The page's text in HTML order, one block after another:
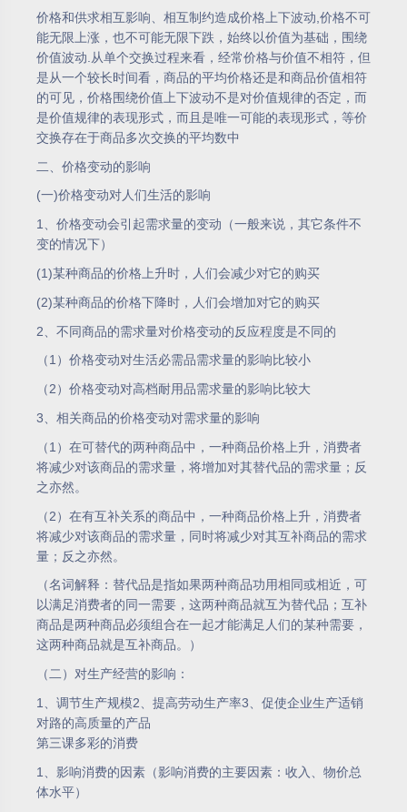
价格和供求相互影响、相互制约造成价格上下波动,价格不可
能无限上涨，也不可能无限下跌，始终以价值为基础，围绕
价值波动.从单个交换过程来看，经常价格与价值不相符，但
是从一个较长时间看，商品的平均价格还是和商品价值相符
的可见，价格围绕价值上下波动不是对价值规律的否定，而
是价值规律的表现形式，而且是唯一可能的表现形式，等价
交换存在于商品多次交换的平均数中
二、价格变动的影响
(一)价格变动对人们生活的影响
1、价格变动会引起需求量的变动（一般来说，其它条件不
变的情况下）
(1)某种商品的价格上升时，人们会减少对它的购买
(2)某种商品的价格下降时，人们会增加对它的购买
2、不同商品的需求量对价格变动的反应程度是不同的
（1）价格变动对生活必需品需求量的影响比较小
（2）价格变动对高档耐用品需求量的影响比较大
3、相关商品的价格变动对需求量的影响
（1）在可替代的两种商品中，一种商品价格上升，消费者
将减少对该商品的需求量，将增加对其替代品的需求量；反
之亦然。
（2）在有互补关系的商品中，一种商品价格上升，消费者
将减少对该商品的需求量，同时将减少对其互补商品的需求
量；反之亦然。
（名词解释：替代品是指如果两种商品功用相同或相近，可
以满足消费者的同一需要，这两种商品就互为替代品；互补
商品是两种商品必须组合在一起才能满足人们的某种需要，
这两种商品就是互补商品。）
（二）对生产经营的影响：
1、调节生产规模2、提高劳动生产率3、促使企业生产适销
对路的高质量的产品
第三课多彩的消费
1、影响消费的因素（影响消费的主要因素：收入、物价总
体水平）